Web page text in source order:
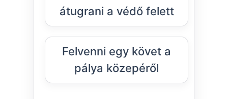
átugrani a védő felett
Felvenni egy követ a
pálya közepéről